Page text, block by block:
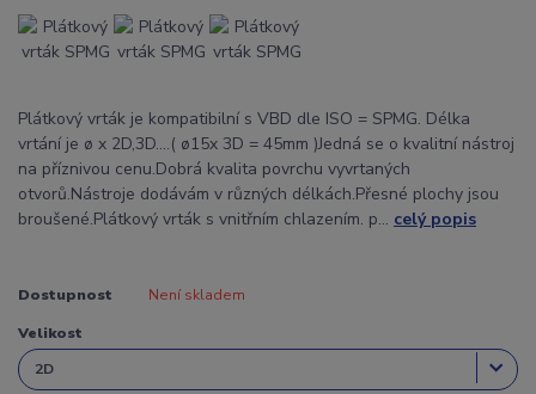
Plátkový vrták je kompatibilní s VBD dle ISO = SPMG. Délka
vrtání je ø x 2D,3D....( ø15x 3D = 45mm )Jedná se o kvalitní nástroj
na příznivou cenu.Dobrá kvalita povrchu vyvrtaných
otvorů.Nástroje dodávám v různých délkách.Přesné plochy jsou
broušené.Plátkový vrták s vnitřním chlazením. p... celý popis
Dostupnost Není skladem
Velikost